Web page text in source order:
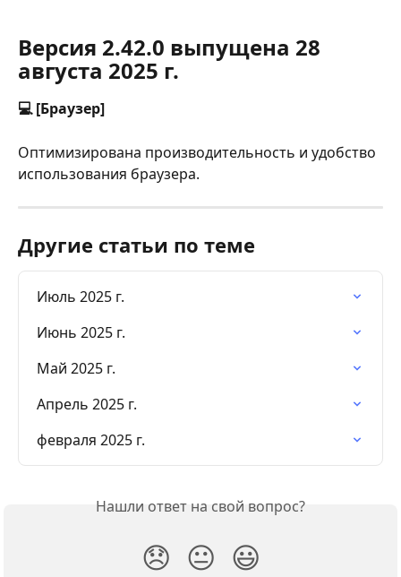
Версия 2.42.0 выпущена 28
августа 2025 г.
💻 [Браузер]
Оптимизирована производительность и удобство
использования браузера.
Другие статьи по теме
Июль 2025 г.
Июнь 2025 г.
Май 2025 г.
Апрель 2025 г.
февраля 2025 г.
Нашли ответ на свой вопрос?
😞 😐 😃